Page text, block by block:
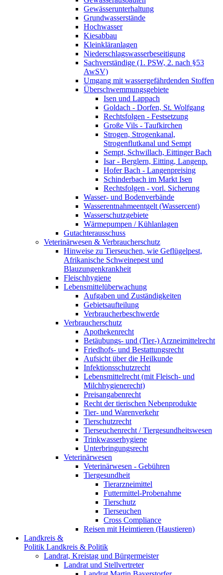
Gewässerunterhaltung
Grundwasserstände
Hochwasser
Kiesabbau
Kleinkläranlagen
Niederschlagswasserbeseitigung
Sachverständige (1. PSW, 2. nach §53
AwSV)
Umgang mit wassergefährdenden Stoffen
Überschwemmungsgebiete
Isen und Lappach
Goldach - Dorfen, St. Wolfgang
Rechtsfolgen - Festsetzung
Große Vils - Taufkirchen
Strogen, Strogenkanal,
Strogenflutkanal und Sempt
Sempt, Schwillach, Eittinger Bach
Isar - Berglern, Eitting, Langenp.
Hofer Bach - Langenpreising
Schinderbach im Markt Isen
Rechtsfolgen - vorl. Sicherung
Wasser- und Bodenverbände
Wasserentnahmeentgelt (Wassercent)
Wasserschutzgebiete
Wärmepumpen / Kühlanlagen
Gutachterausschuss
Veterinärwesen & Verbraucherschutz
Hinweise zu Tierseuchen, wie Geflügelpest,
Afrikanische Schweinepest und
Blauzungenkrankheit
Fleischhygiene
Lebensmittelüberwachung
Aufgaben und Zuständigkeiten
Gebietsaufteilung
Verbraucherbeschwerde
Verbraucherschutz
Apothekenrecht
Betäubungs- und (Tier-) Arzneimittelrecht
Friedhofs- und Bestattungsrecht
Aufsicht über die Heilkunde
Infektionsschutzrecht
Lebensmittelrecht (mit Fleisch- und
Milchhygienerecht)
Preisangabenrecht
Recht der tierischen Nebenprodukte
Tier- und Warenverkehr
Tierschutzrecht
Tierseuchenrecht / Tiergesundheitswesen
Trinkwasserhygiene
Unterbringungsrecht
Veterinärwesen
Veterinärwesen - Gebühren
Tiergesundheit
Tierarzneimittel
Futtermittel-Probenahme
Tierschutz
Tierseuchen
Cross Compliance
Reisen mit Heimtieren (Haustieren)
Landkreis &
Politik Landkreis & Politik
Landrat, Kreistag und Bürgermeister
Landrat und Stellvertreter